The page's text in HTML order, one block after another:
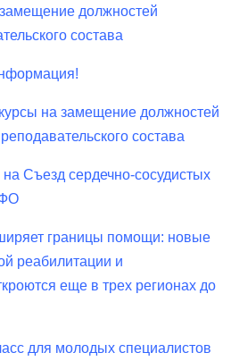
должностей
состава
на замещение должностей
состава
Съезд сердечно-сосудистых
границы помощи: новые
реабилитации и
еще в трех регионах до
для молодых специалистов